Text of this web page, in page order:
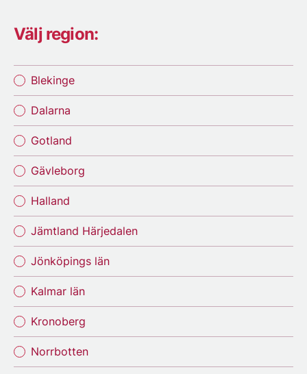
Välj region:
Blekinge
Dalarna
Gotland
Gävleborg
Halland
Jämtland Härjedalen
Jönköpings län
Kalmar län
Kronoberg
Norrbotten